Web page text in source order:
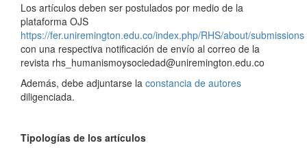
Los artículos deben ser postulados por medio de la
plataforma OJS
https://fer.uniremington.edu.co/index.php/RHS/about/submissions
con una respectiva notificación de envío al correo de la
revista rhs_humanismoysociedad@uniremington.edu.co
Además, debe adjuntarse la constancia de autores
diligenciada.
Tipologías de los artículos